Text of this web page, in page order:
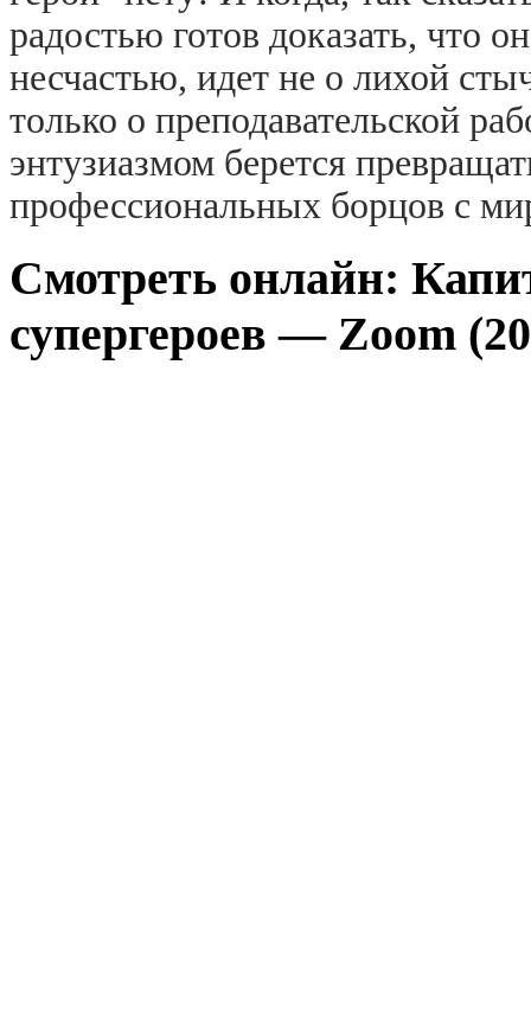
радостью готов доказать, что
несчастью, идет не о лихой
только о преподавательской
энтузиазмом берется
профессиональных борцов с
Смотреть онлайн:
супергероев — Zoom